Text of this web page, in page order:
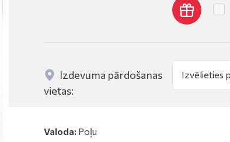
Izdevuma pārdošanas
vietas:
Valoda: Poļu